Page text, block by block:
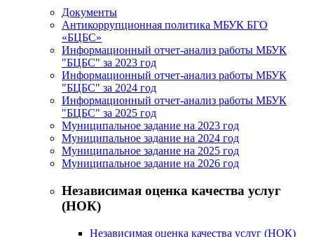
Документы
Антикоррупционная политика МБУК БГО
«БЦБС»
Информационный отчет-анализ работы МБУК
"БЦБС" за 2023 год
Информационный отчет-анализ работы МБУК
"БЦБС" за 2024 год
Информационный отчет-анализ работы МБУК
"БЦБС" за 2025 год
Муниципальное задание на 2023 год
Муниципальное задание на 2024 год
Муниципальное задание на 2025 год
Муниципальное задание на 2026 год
Независимая оценка качества услуг
(НОК)
Независимая оценка качества услуг (НОК)